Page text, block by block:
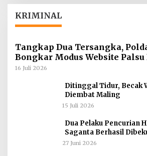
KRIMINAL
Tangkap Dua Tersangka,
Bongkar Modus Website
Run
16 Juli 2026
Ditinggal Tidur, Becak
Diembat Maling
15 Juli 2026
Dua Pelaku Pencurian
Saganta Berhasil
Polsekta SU II
27 Juni 2026